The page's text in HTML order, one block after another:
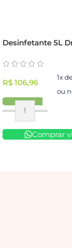
Desinfetante 5L
R$106,96
1x
ou
Comprar